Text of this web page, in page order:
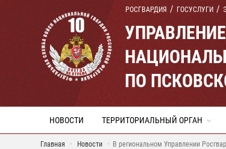
РОСГВАРДИЯ ГОСУСЛУГИ
ПО
НОВОСТИ ТЕРРИТОРИАЛЬНЫЙ ОРГАН
Главная Новости В региональном Управлении